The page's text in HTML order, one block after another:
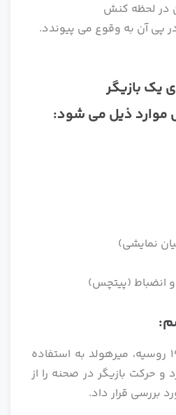
لحظه کنش
پی آن به وقوع می پیوندد.
یک بازیگر
موارد ذیل می شود:
نمایشی)
و انضباط (پیتچس)
پس از انقلاب سال 1917 روسیه، میرهولد به استفاده
و حرکت بازیگر در صحنه را از
بررسی قرار داد.